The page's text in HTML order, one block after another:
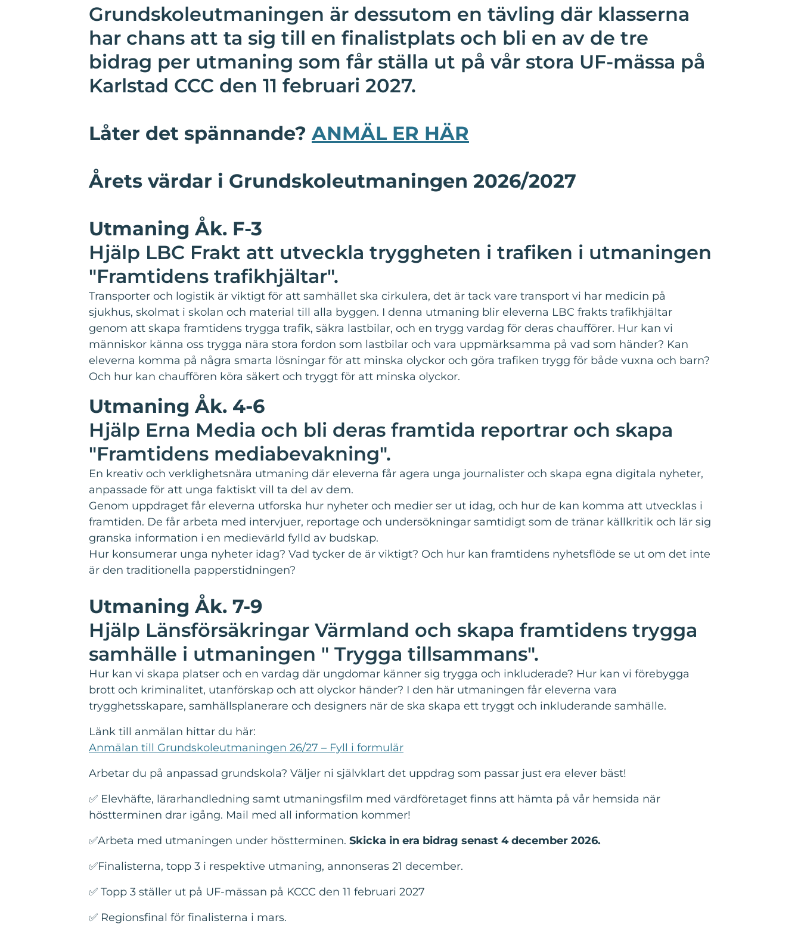
Grundskoleutmaningen är dessutom en tävling där klasserna
har chans att ta sig till en finalistplats och bli en av de tre
bidrag per utmaning som får ställa ut på vår stora UF-mässa på
Karlstad CCC den 11 februari 2027.
Låter det spännande? ANMÄL ER HÄR
Årets värdar i Grundskoleutmaningen 2026/2027
Utmaning Åk. F-3
Hjälp LBC Frakt att utveckla tryggheten i trafiken i utmaningen
"Framtidens trafikhjältar".
Transporter och logistik är viktigt för att samhället ska cirkulera, det är tack vare transport vi har medicin på
sjukhus, skolmat i skolan och material till alla byggen. I denna utmaning blir eleverna LBC frakts trafikhjältar
genom att skapa framtidens trygga trafik, säkra lastbilar, och en trygg vardag för deras chaufförer. Hur kan vi
människor känna oss trygga nära stora fordon som lastbilar och vara uppmärksamma på vad som händer? Kan
eleverna komma på några smarta lösningar för att minska olyckor och göra trafiken trygg för både vuxna och barn?
Och hur kan chauffören köra säkert och tryggt för att minska olyckor.
Utmaning Åk. 4-6
Hjälp Erna Media och bli deras framtida reportrar och skapa
"Framtidens mediabevakning".
En kreativ och verklighetsnära utmaning där eleverna får agera unga journalister och skapa egna digitala nyheter,
anpassade för att unga faktiskt vill ta del av dem.
Genom uppdraget får eleverna utforska hur nyheter och medier ser ut idag, och hur de kan komma att utvecklas i
framtiden. De får arbeta med intervjuer, reportage och undersökningar samtidigt som de tränar källkritik och lär sig
granska information i en medievärld fylld av budskap.
Hur konsumerar unga nyheter idag? Vad tycker de är viktigt? Och hur kan framtidens nyhetsflöde se ut om det inte
är den traditionella papperstidningen?
Utmaning Åk. 7-9
Hjälp Länsförsäkringar Värmland och skapa framtidens trygga
samhälle i utmaningen " Trygga tillsammans".
Hur kan vi skapa platser och en vardag där ungdomar känner sig trygga och inkluderade? Hur kan vi förebygga
brott och kriminalitet, utanförskap och att olyckor händer? I den här utmaningen får eleverna vara
trygghetsskapare, samhällsplanerare och designers när de ska skapa ett tryggt och inkluderande samhälle.
Länk till anmälan hittar du här:
Anmälan till Grundskoleutmaningen 26/27 – Fyll i formulär
Arbetar du på anpassad grundskola? Väljer ni självklart det uppdrag som passar just era elever bäst!
✅ Elevhäfte, lärarhandledning samt utmaningsfilm med värdföretaget finns att hämta på vår hemsida när
höstterminen drar igång. Mail med all information kommer!
✅Arbeta med utmaningen under höstterminen. Skicka in era bidrag senast 4 december 2026.
✅Finalisterna, topp 3 i respektive utmaning, annonseras 21 december.
✅ Topp 3 ställer ut på UF-mässan på KCCC den 11 februari 2027
✅ Regionsfinal för finalisterna i mars.